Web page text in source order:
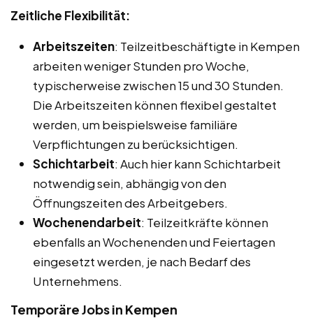
Zeitliche Flexibilität:
Arbeitszeiten: Teilzeitbeschäftigte in Kempen
arbeiten weniger Stunden pro Woche,
typischerweise zwischen 15 und 30 Stunden.
Die Arbeitszeiten können flexibel gestaltet
werden, um beispielsweise familiäre
Verpflichtungen zu berücksichtigen.
Schichtarbeit: Auch hier kann Schichtarbeit
notwendig sein, abhängig von den
Öffnungszeiten des Arbeitgebers.
Wochenendarbeit: Teilzeitkräfte können
ebenfalls an Wochenenden und Feiertagen
eingesetzt werden, je nach Bedarf des
Unternehmens.
Temporäre Jobs in Kempen